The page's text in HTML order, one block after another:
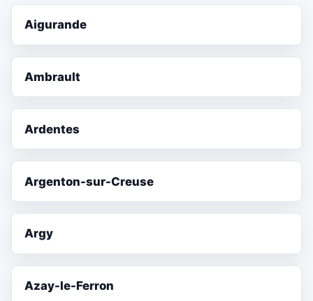
Aigurande
Ambrault
Ardentes
Argenton-sur-Creuse
Argy
Azay-le-Ferron